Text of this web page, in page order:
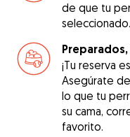
de que tu
seleccionado.
Preparados,
¡Tu reserva
Asegúrate
lo que tu
su cama,
favorito.